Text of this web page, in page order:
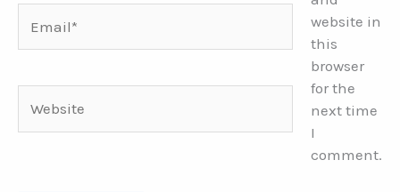
website in
this
browser
for the
next time
I
comment.